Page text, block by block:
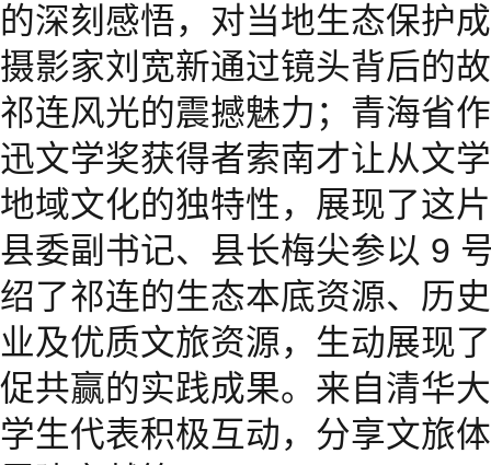
的深刻感悟，对当地生态保护
摄影家刘宽新通过镜头背后的
祁连风光的震撼魅力；青海省
迅文学奖获得者索南才让从文
地域文化的独特性，展现了这
县委副书记、县长梅尖参以 9
绍了祁连的生态本底资源、历
业及优质文旅资源，生动展现
促共赢的实践成果。来自清华
学生代表积极互动，分享文旅